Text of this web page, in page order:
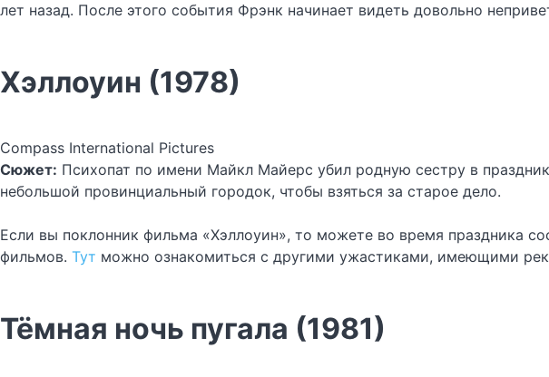
лет назад. После этого события Фрэнк начинает видеть довольно
Хэллоуин (1978)
Compass International Pictures
Сюжет: Психопат по имени Майкл Майерс убил родную сестру в
небольшой провинциальный городок, чтобы взяться за старое дело.
Если вы поклонник фильма «Хэллоуин», то можете во время праздника
фильмов. Тут можно ознакомиться с другими ужастиками, имеющими
Тёмная ночь пугала (1981)